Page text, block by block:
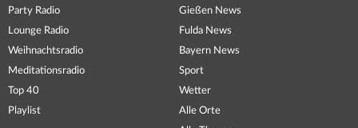
Party Radio
Lounge Radio
Weihnachtsradio
Meditationsradio
Top 40
Playlist
Gießen News
Fulda News
Bayern News
Sport
Wetter
Alle Orte